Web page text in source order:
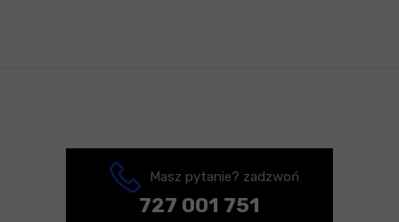
Masz pytanie? zadzwoń
727 001 751